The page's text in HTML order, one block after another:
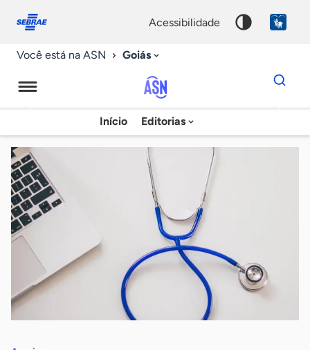
conosco
acessibilidade
Você está na ASN Goiás
Agência
Sebrae
de
Notícias
Início Editorias
Dados
para
chave